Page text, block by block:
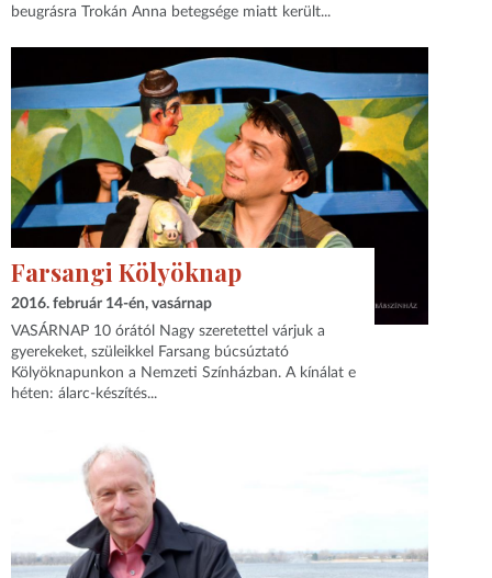
beugrásra Trokán Anna betegsége miatt került...
Farsangi Kölyöknap
2016. február 14-én, vasárnap
VASÁRNAP 10 órától Nagy szeretettel várjuk a
gyerekeket, szüleikkel Farsang búcsúztató
Kölyöknapunkon a Nemzeti Színházban. A kínálat e
héten: álarc-készítés...